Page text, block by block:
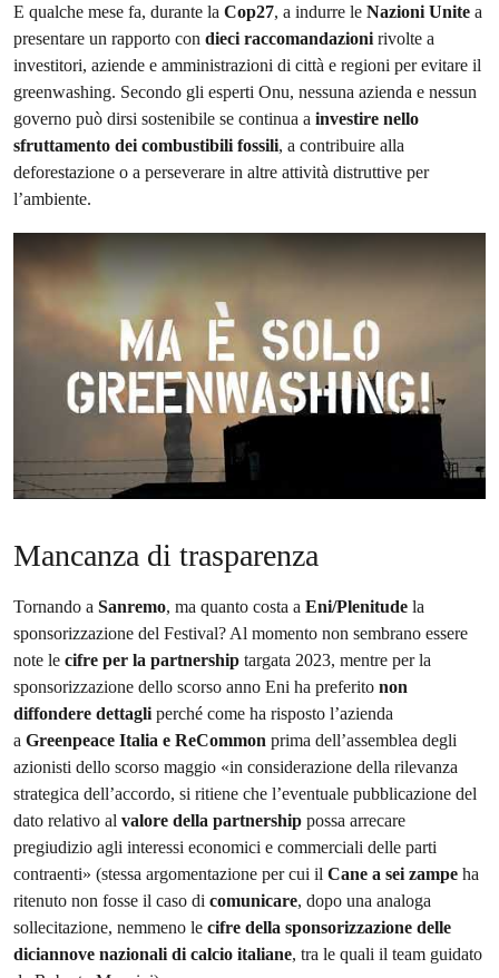
E qualche mese fa, durante la Cop27, a indurre le Nazioni Unite a
presentare un rapporto con dieci raccomandazionirivolte a
investitori, aziende e amministrazioni di città e regioni per evitare il
greenwashing. Secondo gli esperti Onu, nessuna azienda e nessun
governo può dirsi sostenibile se continua a investire nello
sfruttamento dei combustibili fossili, a contribuire alla
deforestazione o a perseverare in altre attività distruttive per
l’ambiente.
Mancanza di trasparenza
Tornando a Sanremo, ma quanto costa a Eni/Plenitude la
sponsorizzazione del Festival? Al momento non sembrano essere
note le cifre per la partnership targata 2023, mentre per la
sponsorizzazione dello scorso anno Eni ha preferito non
diffondere dettagli perché come ha risposto l’azienda
a Greenpeace Italia e ReCommon prima dell’assemblea degli
azionisti dello scorso maggio «in considerazione della rilevanza
strategica dell’accordo, si ritiene che l’eventuale pubblicazione del
dato relativo al valore della partnership possa arrecare
pregiudizio agli interessi economici e commerciali delle parti
contraenti» (stessa argomentazione per cui il Cane a sei zampe ha
ritenuto non fosse il caso di comunicare, dopo una analoga
sollecitazione, nemmeno le cifre della sponsorizzazione delle
diciannove nazionali di calcio italiane, tra le quali il team guidato